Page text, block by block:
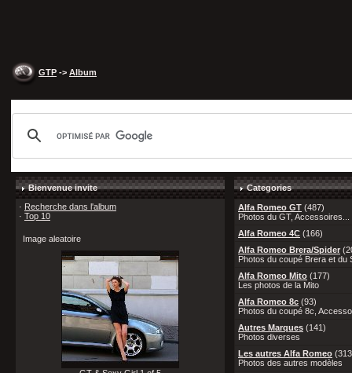
GTP -> Album
Bienvenue invite
· Recherche dans l'album
· Top 10
Image aleatoire
Categories
Alfa Romeo GT (487)
Photos du GT, Accessoires...
Alfa Romeo 4C (166)
Alfa Romeo Brera/Spider
Photos du coupé Brera et du
Alfa Romeo Mito (177)
Les photos de la Mito
Alfa Romeo 8c (93)
Photos du coupé 8c,
Autres Marques (141)
Photos diverses
Les autres Alfa Romeo
Photos des autres modèles